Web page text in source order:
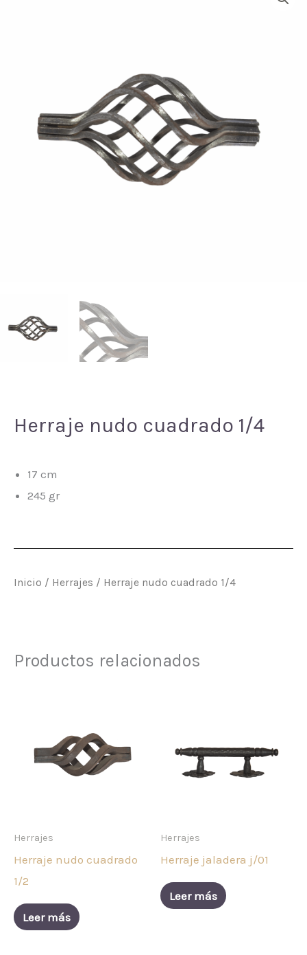
Herraje nudo cuadrado 1/4
17 cm
245 gr
Inicio / Herrajes / Herraje nudo cuadrado 1/4
Productos relacionados
Herrajes
Herraje nudo cuadrado
1/2
Leer más
Herrajes
Herraje jaladera j/01
Leer más